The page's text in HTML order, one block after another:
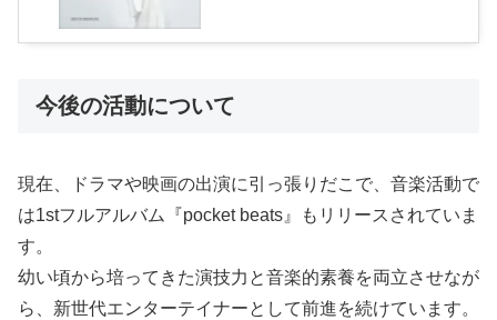
今後の活動について
現在、ドラマや映画の出演に引っ張りだこで、音楽活動で
は1stフルアルバム『pocket beats』もリリースされていま
す。
幼い頃から培ってきた演技力と音楽的素養を両立させなが
ら、新世代エンターテイナーとして前進を続けています。